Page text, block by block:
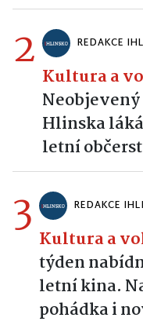
2 REDAKCE
Kultura a
Hlinska
letní
3 REDAKCE
Kultura a
týden
letní kina.
pohádka i